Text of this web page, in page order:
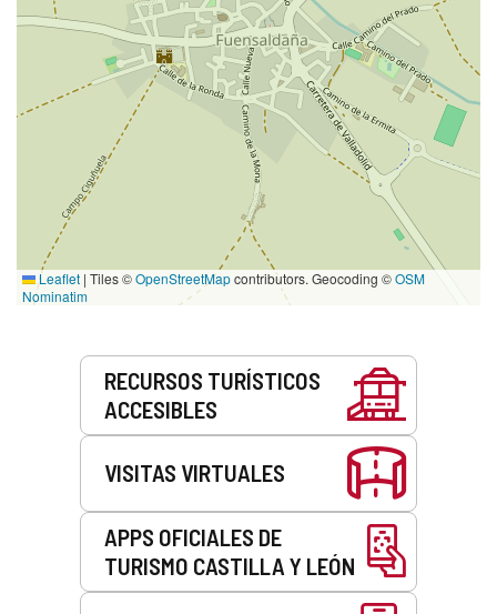
Leaflet | Tiles ©OpenStreetMapcontributors. Geocoding ©OSM
Nominatim
RECURSOS TURÍSTICOS
ACCESIBLES
VISITAS VIRTUALES
APPS OFICIALES DE
TURISMO CASTILLA Y LEÓN